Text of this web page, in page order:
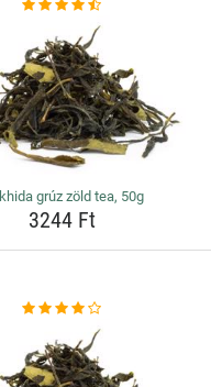
grúz zöld tea, 50g
3244 Ft